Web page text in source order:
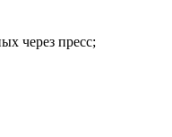
через пресс;